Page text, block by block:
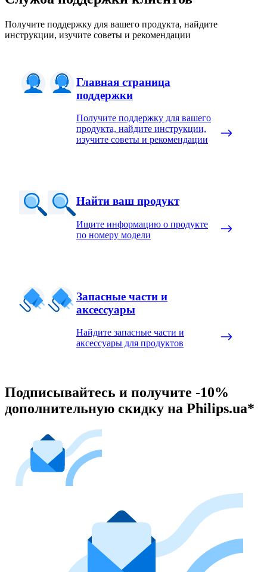
Получите поддержку для вашего продукта, найдите
инструкции, изучите советы и рекомендации
Главная страница
поддержки
Получите поддержку для вашего
продукта, найдите инструкции,
изучите советы и рекомендации
Найти ваш продукт
Ищите информацию о продукте
по номеру модели
Запасные части и
аксессуары
Найдите запасные части и
аксессуары для продуктов
Подписывайтесь и получите -10%
дополнительную скидку на Philips.ua*